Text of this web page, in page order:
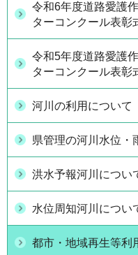
令和6年度道路愛護
ターコンクール表彰
令和5年度道路愛護
ターコンクール表彰
河川の利用について
県管理の河川水位・
洪水予報河川につい
水位周知河川につい
都市・地域再生等利